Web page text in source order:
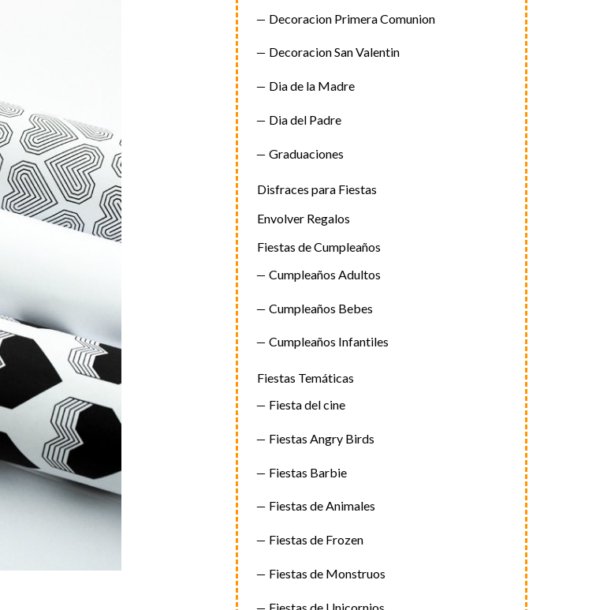
Decoracion Primera Comunion
Decoracion San Valentin
Dia de la Madre
Dia del Padre
Graduaciones
Disfraces para Fiestas
Envolver Regalos
Fiestas de Cumpleaños
Cumpleaños Adultos
Cumpleaños Bebes
Cumpleaños Infantiles
Fiestas Temáticas
Fiesta del cine
Fiestas Angry Birds
Fiestas Barbie
Fiestas de Animales
Fiestas de Frozen
Fiestas de Monstruos
Fiestas de Unicornios